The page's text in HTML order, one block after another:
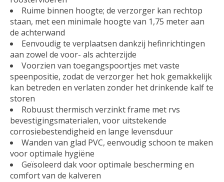
Ruime binnen hoogte; de verzorger kan rechtop
staan, met een minimale hoogte van 1,75 meter aan
de achterwand
Eenvoudig te verplaatsen dankzij hefinrichtingen
aan zowel de voor- als achterzijde
Voorzien van toegangspoortjes met vaste
speenpositie, zodat de verzorger het hok gemakkelijk
kan betreden en verlaten zonder het drinkende kalf te
storen
Robuust thermisch verzinkt frame met rvs
bevestigingsmaterialen, voor uitstekende
corrosiebestendigheid en lange levensduur
Wanden van glad PVC, eenvoudig schoon te maken
voor optimale hygiëne
Geïsoleerd dak voor optimale bescherming en
comfort van de kalveren